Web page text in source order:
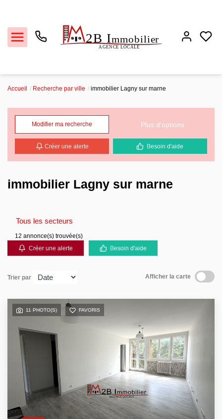
Locations
Estimation
Biens vendus
Contact
Accueil Recherche par ville immobilier Lagny sur marne
Modifier ma recherche Plus d'options
Créer une alerte Besoin d'aide
immobilier Lagny sur marne
Tous les secteurs
12 annonce(s) trouvée(s)
Créer une alerte
Besoin d'aide
Trier par Afficher la carte
11 PHOTO(S) FAVORIS